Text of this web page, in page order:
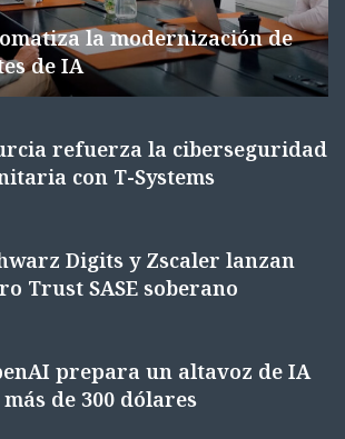
la modernización de
de IA
refuerza la ciberseguridad
con T-Systems
Digits y Zscaler lanzan
Trust SASE soberano
prepara un altavoz de IA
más de 300 dólares